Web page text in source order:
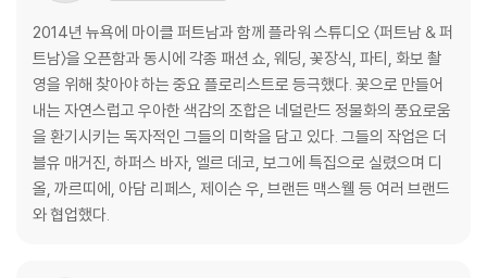
2014년 뉴욕에 마이클 퍼트남과 함께 플라워 스튜디오 〈퍼트남 & 퍼
트남〉을 오픈함과 동시에 각종 패션 쇼, 웨딩, 꽃장식, 파티, 화보 촬
영을 위해 찾아야 하는 중요 플로리스트로 등극했다. 꽃으로 만들어
내는 자연스럽고 우아한 색감의 조합은 네덜란드 정물화의 풍요로움
을 환기시키는 독자적인 그들의 미학을 담고 있다. 그들의 작업은 더
블유 매거진, 하퍼스 바자, 엘르 데코, 보그에 특집으로 실렸으며 디
올, 까르띠에, 아담 리페스, 제이슨 우, 브랜든 맥스웰 등 여러 브랜드
와 협업했다.